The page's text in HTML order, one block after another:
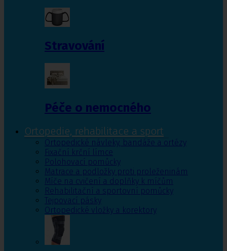
Stravování
Péče o nemocného
Ortopedie, rehabilitace a sport
Ortopedické návleky, bandáže a ortézy
Fixační krční límce
Polohovací pomůcky
Matrace a podložky proti proleženinám
Míče na cvičení a doplňky k míčům
Rehabilitační a sportovní pomůcky
Tejpovací pásky
Ortopedické vložky a korektory